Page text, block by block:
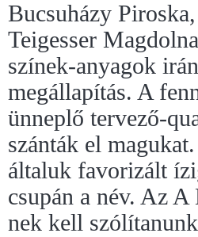
Bucsuházy
Teigesser
színek-anyagok
megállapítás. A
ünneplő tervező-
szánták el
általuk favorizált
csupán a név. Az
nek kell